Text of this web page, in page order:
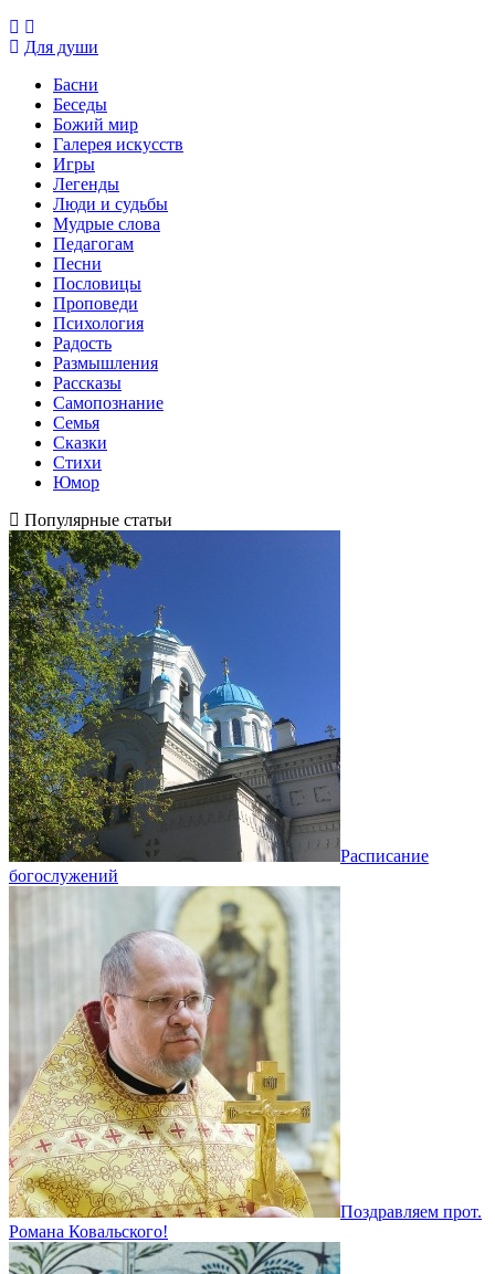
Для души
Басни
Беседы
Божий мир
Галерея искусств
Игры
Легенды
Люди и судьбы
Мудрые слова
Педагогам
Песни
Пословицы
Проповеди
Психология
Радость
Размышления
Рассказы
Самопознание
Семья
Сказки
Стихи
Юмор
Популярные статьи
Расписание
богослужений
Поздравляем прот.
Романа Ковальского!